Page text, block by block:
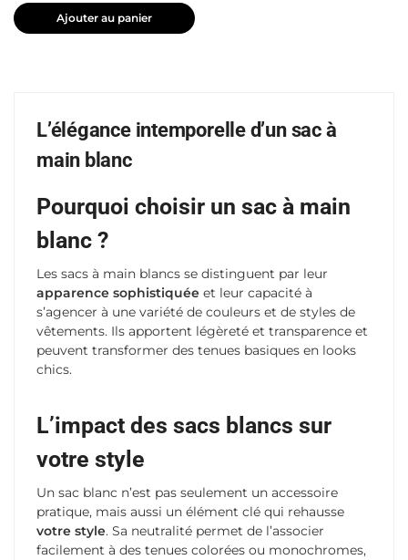
Ajouter au panier
L’élégance intemporelle d’un sac à
main blanc
Pourquoi choisir un sac à main
blanc ?
Les sacs à main blancs se distinguent par leur
apparence sophistiquée et leur capacité à
s’agencer à une variété de couleurs et de styles de
vêtements. Ils apportent légèreté et transparence et
peuvent transformer des tenues basiques en looks
chics.
L’impact des sacs blancs sur
votre style
Un sac blanc n’est pas seulement un accessoire
pratique, mais aussi un élément clé qui rehausse
votre style. Sa neutralité permet de l’associer
facilement à des tenues colorées ou monochromes,